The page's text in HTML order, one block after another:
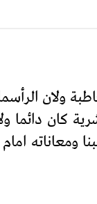
صفوف الشعوب قاطبة
كان
ومعاناته